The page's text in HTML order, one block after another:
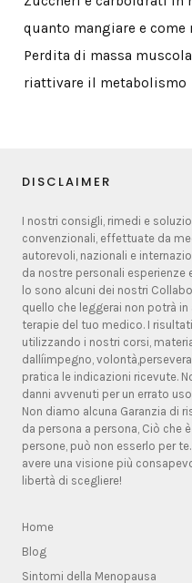
quanto mangiare e come
Perdita di massa
riattivare il metabolismo
DISCLAIMER
I nostri consigli, rimedi e
convenzionali, effettuate da
autorevoli, nazionali e
da nostre personali esperienze
lo sono alcuni dei nostri
quello che leggerai non potrà
terapie del tuo medico. I
utilizzando i nostri corsi,
dallíimpegno,
pratica le indicazioni ricevute.
danni avvenuti per un errato
Non diamo alcuna Garanzia di
da persona a persona, Ciò
persone, può non esserlo per
avere una visione più
libertà di scegliere!
Home
Blog
Sintomi della Menopausa